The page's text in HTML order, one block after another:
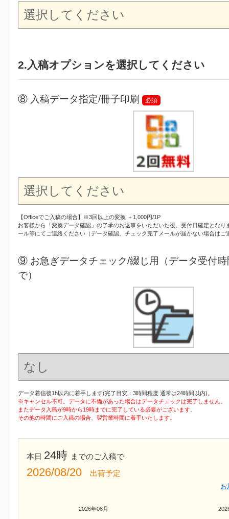
2.入稿オプションを選択してください
⑧ 入稿データ指定/冊子印刷 必須
【Officeでご入稿の場合】※3回以上の変換 ＋1,000円/1P
お客様から「変換データ確認」の了承のお返事をいただいた後、受付日確定となり
ール等にてご連絡ください（データ確認、チェック完了メールが届かない場合はご
⑨ お急ぎデータチェック/綴じ用（データ受付
で）
データ着信後1h以内に着手します(完了目安：3時間程度 通常は24時間以内)。
※キャンセル不可。データに不備があった場合はデータチェックは完了しません。
またデータ入稿が9時から19時までに完了している必要がございます。
その他の時間にご入稿の場合、翌営業時間に着手いたします。
本日 24時 までのご入稿で
2026/08/20 出荷予定
お
2026年08月